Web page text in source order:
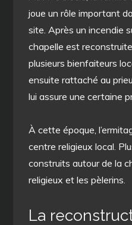
joue un rôle important
site. Après un incendie
chapelle est
plusieurs bienfaiteurs
ensuite rattaché au
lui assure une certaine
À cette époque,
centre religieux local.
construits autour de la
religieux et les pèlerins.
La